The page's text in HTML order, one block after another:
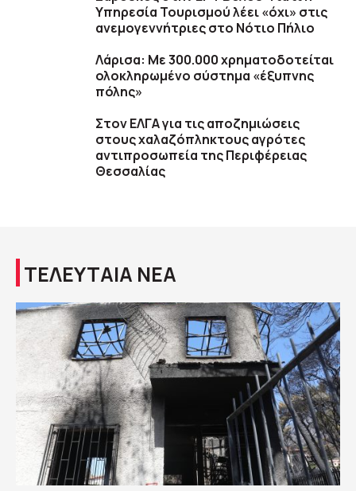
Υπηρεσία Τουρισμού λέει «όχι» στις
ανεμογεννήτριες στο Νότιο Πήλιο
Λάρισα: Με 300.000 χρηματοδοτείται
ολοκληρωμένο σύστημα «έξυπνης
πόλης»
Στον ΕΛΓΑ για τις αποζημιώσεις
στους χαλαζόπληκτους αγρότες
αντιπροσωπεία της Περιφέρειας
Θεσσαλίας
ΤΕΛΕΥΤΑΙΑ ΝΕΑ